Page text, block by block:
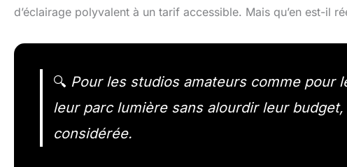
d’éclairage polyvalent à un tarif accessible. Mais qu’en est-il
🔍 Pour les studios amateurs comme pour
leur parc lumière sans alourdir leur
considérée.